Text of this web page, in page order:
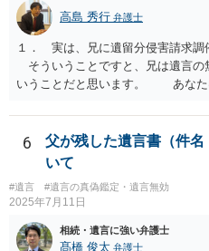
高島 秀行 弁護士
１． 実は、兄に遺留分侵害請求
そういうことですと、兄は遺言の
いうことだと思います。 あなた
詳しい事情を話して相談された方が
6
父が残した遺言書（件
いて
#遺言 #遺言の真偽鑑定・遺言無効
2025年7月11日
相続・遺言に強い弁護士
髙橋 俊太 弁護士